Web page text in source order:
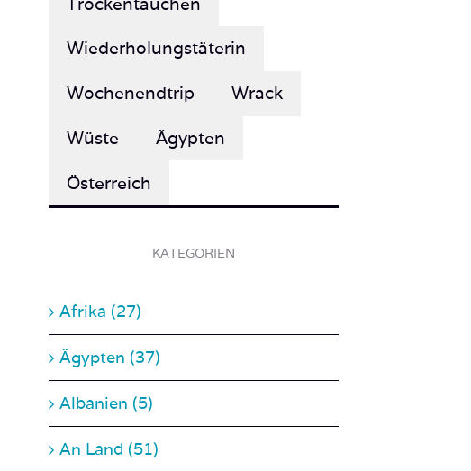
Wiederholungstäterin
Wochenendtrip Wrack
Wüste Ägypten
Österreich
Ägypten (37)
Albanien (5)
An Land (51)
Costa Rica (2)